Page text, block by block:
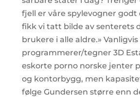
fjell er våre spylevogner godt
fikk vi tatt bilde av senterets
brukere i alle aldre.» Vanligvis
programmerer/tegner 3D
eskorte porno norske jenter
og kontorbygg, men
følge Gundersen større enn